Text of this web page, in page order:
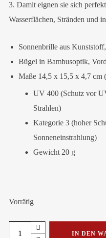
3. Damit eignen sie sich
Wasserflächen, Stränden und
Sonnenbrille aus
Bügel in Bambusoptik,
Maße 14,5 x 15,5 x 4,7
UV 400 (Schutz vor
Strahlen)
Kategorie 3 (hoher
Sonneneinstrahlung)
Gewicht 20 g
Vorrätig
Sonnenbrille
IN DEN